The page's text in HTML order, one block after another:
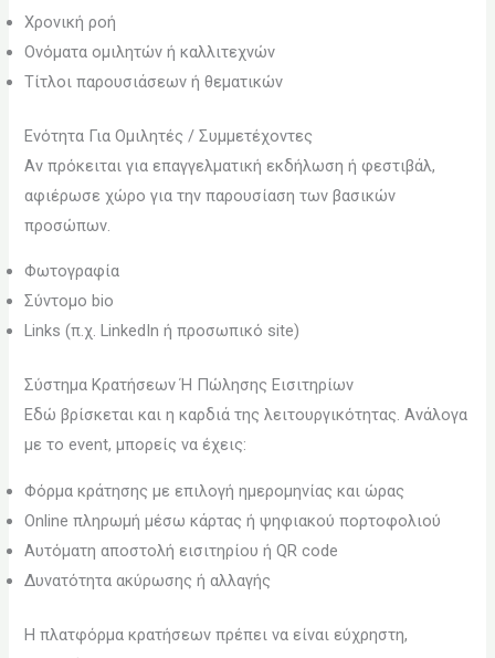
Χρονική ροή
Ονόματα ομιλητών ή καλλιτεχνών
Τίτλοι παρουσιάσεων ή θεματικών
Ενότητα Για Ομιλητές / Συμμετέχοντες
Αν πρόκειται για επαγγελματική εκδήλωση ή φεστιβάλ,
αφιέρωσε χώρο για την παρουσίαση των βασικών
προσώπων.
Φωτογραφία
Σύντομο bio
Links (π.χ. LinkedIn ή προσωπικό site)
Σύστημα Κρατήσεων Ή Πώλησης Εισιτηρίων
Εδώ βρίσκεται και η καρδιά της λειτουργικότητας. Ανάλογα
με το event, μπορείς να έχεις:
Φόρμα κράτησης με επιλογή ημερομηνίας και ώρας
Online πληρωμή μέσω κάρτας ή ψηφιακού πορτοφολιού
Αυτόματη αποστολή εισιτηρίου ή QR code
Δυνατότητα ακύρωσης ή αλλαγής
Η πλατφόρμα κρατήσεων πρέπει να είναι εύχρηστη,